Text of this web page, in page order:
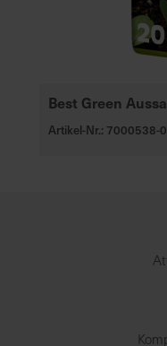
Best Green
Artikel-Nr.: 7000538-